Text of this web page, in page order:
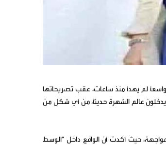
لم يهدأ منذ ساعات، عقب تصريحاتها
يدخلون عالم الشهرة حديثاً، من أي شكل من
حيث أكدت أن الواقع داخل "الوسط